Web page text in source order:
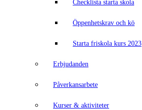
Checklista starta skola
Öppenhetskrav och kö
Starta friskola kurs 2023
Erbjudanden
Påverkansarbete
Kurser & aktiviteter